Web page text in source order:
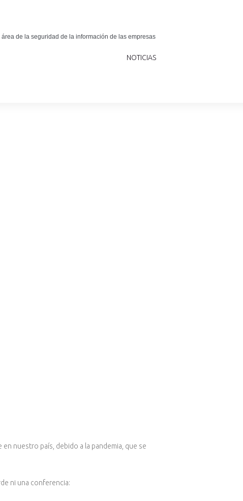
de la seguridad de la información de las empresas
NOTICIAS
nuestro país, debido a la pandemia, que se
ni una conferencia: